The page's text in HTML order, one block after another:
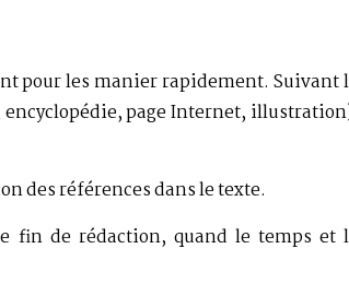
pour les manier rapidement. Suivant
page Internet,
des références dans le texte.
fin de rédaction, quand le temps et